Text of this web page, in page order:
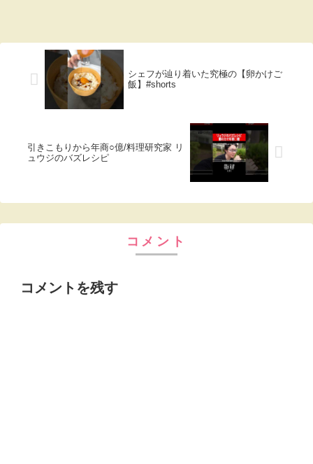
シェフが辿り着いた究極の【卵かけご
飯】#shorts
引きこもりから年商○億/料理研究家 リ
ュウジのバズレシピ
コメント
コメントを残す